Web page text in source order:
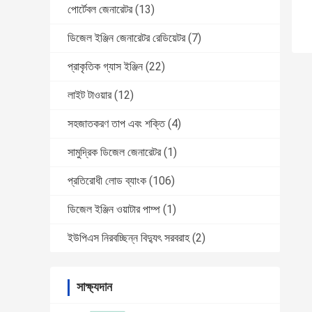
পোর্টেবল জেনারেটর (13)
ডিজেল ইঞ্জিন জেনারেটর রেডিয়েটর (7)
প্রাকৃতিক গ্যাস ইঞ্জিন (22)
লাইট টাওয়ার (12)
সহজাতকরণ তাপ এবং শক্তি (4)
সামুদ্রিক ডিজেল জেনারেটর (1)
প্রতিরোধী লোড ব্যাংক (106)
ডিজেল ইঞ্জিন ওয়াটার পাম্প (1)
ইউপিএস নিরবচ্ছিন্ন বিদ্যুৎ সরবরাহ (2)
সাক্ষ্যদান